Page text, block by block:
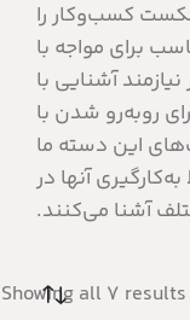
کسب‌وکار را
برای مواجه با
آشنایی با
روبه‌رو شدن با
این دسته ما
آنها در
آشنا می‌کنند.
Showing all 7 results